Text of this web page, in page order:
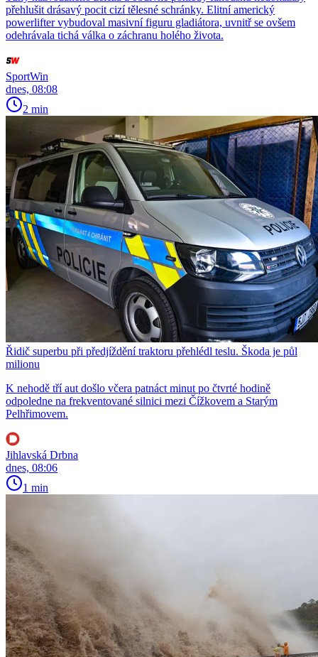
přehlušit drásavý pocit cizí tělesné schránky. Elitní americký
powerlifter vybudoval masivní figuru gladiátora, uvnitř se ovšem
odehrávala tichá válka o záchranu holého života.
SportWin
dnes, 08:08
2 min
Řidič superbu při předjíždění traktoru přehlédl teslu. Škoda je půl
milionu
K nehodě tří aut došlo včera patnáct minut po čtvrté hodině
odpoledne na frekventované silnici mezi Čížkovem a Starým
Pelhřimovem.
Jihlavská Drbna
dnes, 08:06
1 min